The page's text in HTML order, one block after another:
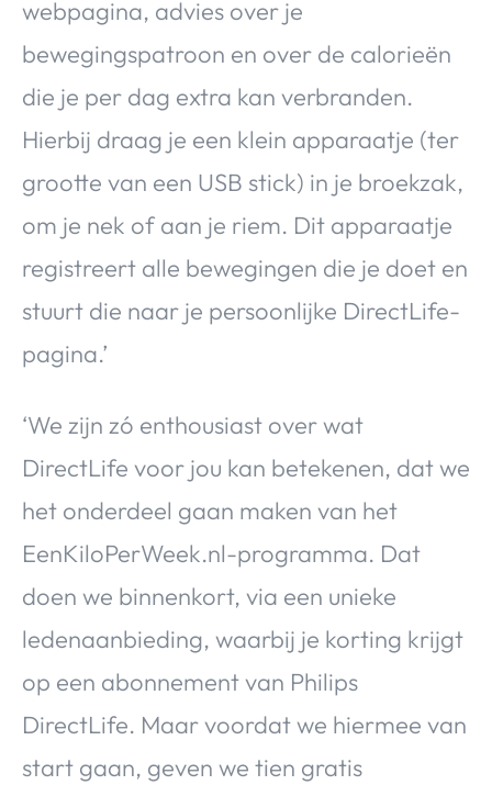
webpagina, advies over je
bewegingspatroon en over de calorieën
die je per dag extra kan verbranden.
Hierbij draag je een klein apparaatje (ter
grootte van een USB stick) in je broekzak,
om je nek of aan je riem. Dit apparaatje
registreert alle bewegingen die je doet en
stuurt die naar je persoonlijke DirectLife-
pagina.’
‘We zijn zó enthousiast over wat
DirectLife voor jou kan betekenen, dat we
het onderdeel gaan maken van het
EenKiloPerWeek.nl-programma. Dat
doen we binnenkort, via een unieke
ledenaanbieding, waarbij je korting krijgt
op een abonnement van Philips
DirectLife. Maar voordat we hiermee van
start gaan, geven we tien gratis